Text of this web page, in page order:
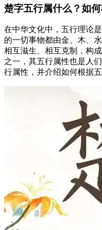
楚字五行属什么？如
在中华文化中，五行理论
的一切事物都由金、木、
相互滋生、相互克制，构
之一，其五行属性也是人
行属性，并介绍如何根据五